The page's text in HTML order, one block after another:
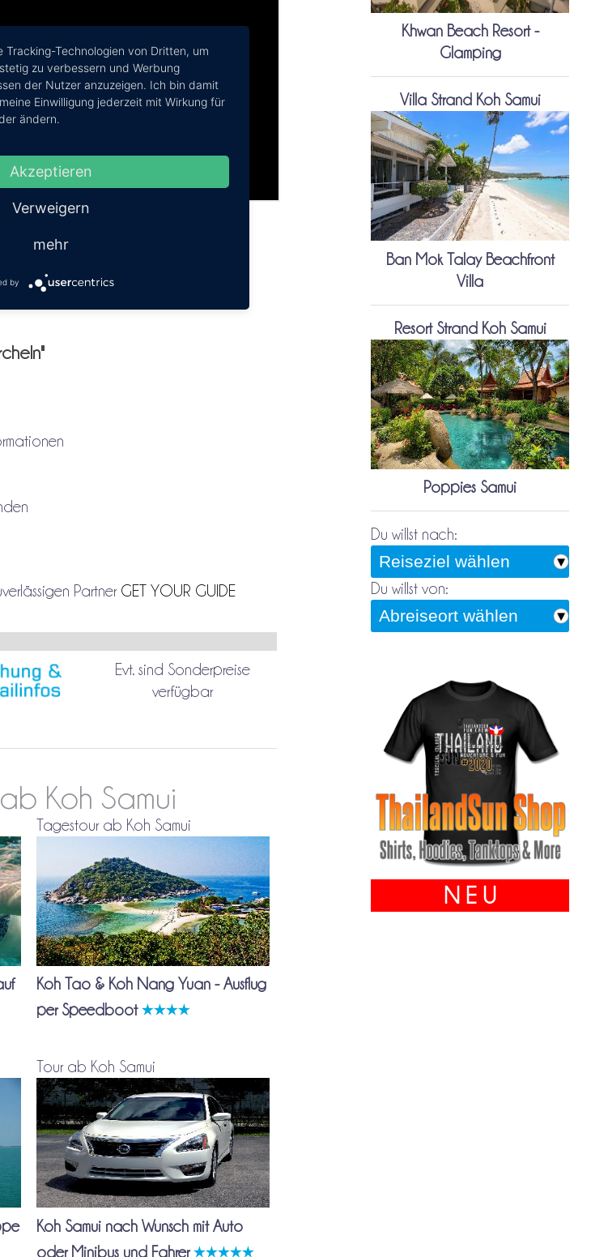
Softdrinks und Obst, das
für Kameras und die
Partner GET YOUR GUIDE
Evt. sind Sonderpreise
verfügbar
Koh Samui
Tagestour ab Koh Samui
Koh Tao & Koh Nang Yuan - Ausflug
per Speedboot
Tour ab Koh Samui
Koh Samui nach Wunsch mit Auto
oder Minibus und Fahrer
Khwan Beach Resort -
Glamping
Villa Strand Koh Samui
Ban Mok Talay Beachfront
Villa
Resort Strand Koh Samui
Poppies Samui
Du willst nach:
Du willst von:
N E U
Tracking-Technologien von Dritten, um
zu verbessern und Werbung
der Nutzer anzuzeigen. Ich bin damit
Einwilligung jederzeit mit Wirkung für
ändern.
Akzeptieren
Verweigern
mehr
by